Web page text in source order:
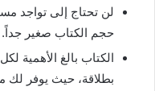
لن تحتاج إلى تواجد
حجم الكتاب صغير جداً.
الكتاب بالغ الأهمية
بطلاقة، حيث يوفر لك